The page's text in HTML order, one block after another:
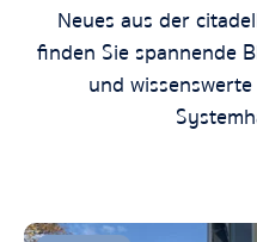
Neues aus der
finden Sie spannende
und